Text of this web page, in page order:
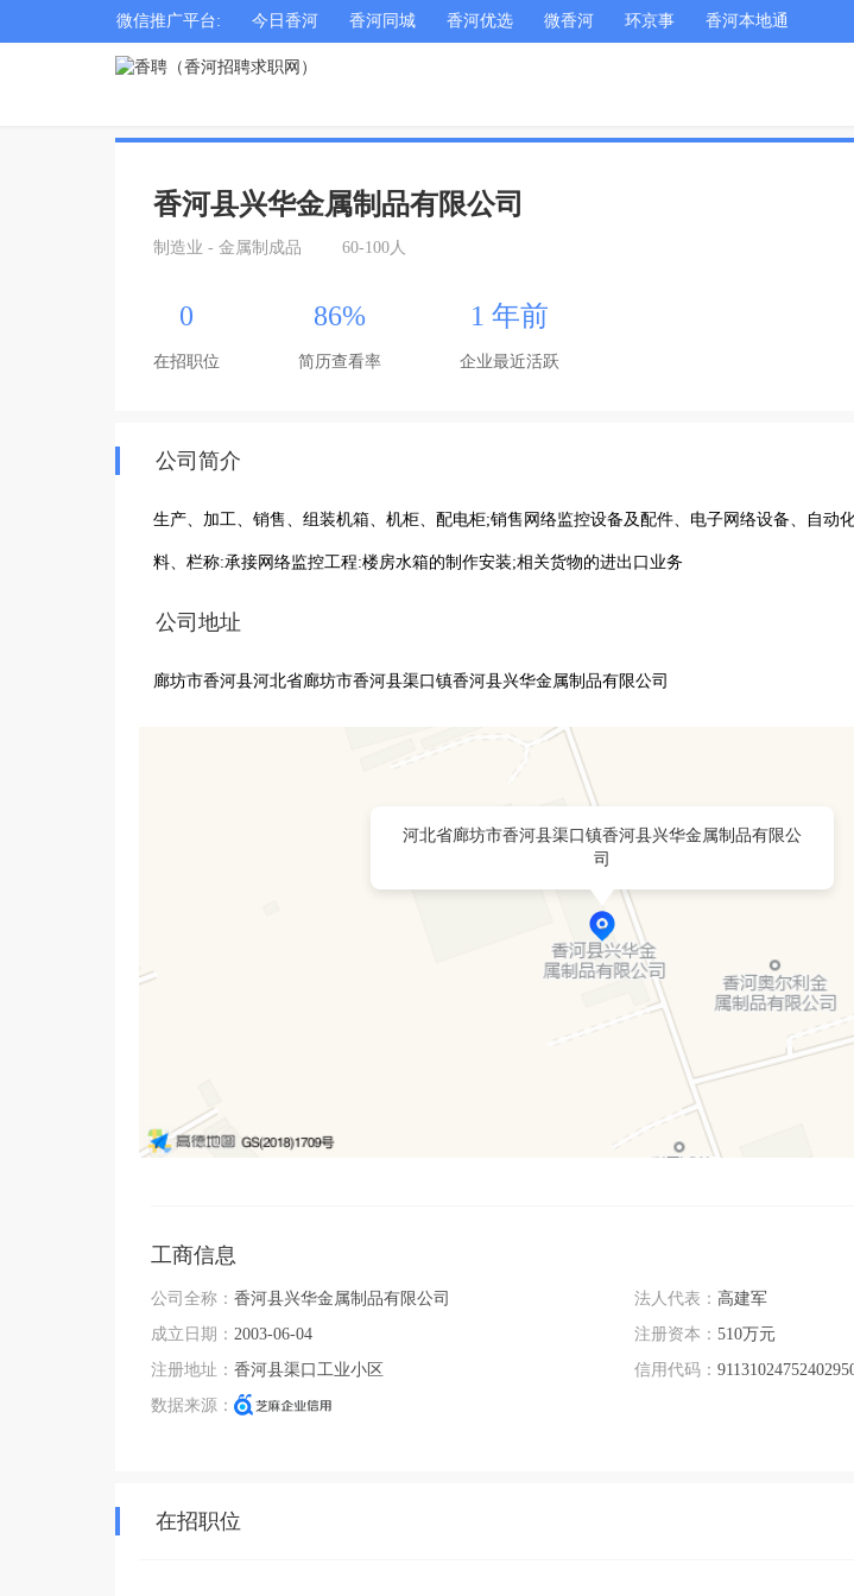
微信推广平台: 今日香河 香河同城 香河优选 微香河 环京事 香河本地通
香河县兴华金属制品有限公司
制造业 - 金属制成品 60-100人
0
在招职位
86%
简历查看率
1 年前
企业最近活跃
公司简介
生产、加工、销售、组装机箱、机柜、配电柜;销售网络监控设备及配件、电子网络设备、自动
料、栏称:承接网络监控工程:楼房水箱的制作安装;相关货物的进出口业务
公司地址
廊坊市香河县河北省廊坊市香河县渠口镇香河县兴华金属制品有限公司
河北省廊坊市香河县渠口镇香河县兴华金属制品有限公
司
工商信息
公司全称： 香河县兴华金属制品有限公司
成立日期： 2003-06-04
注册地址： 香河县渠口工业小区
数据来源：
法人代表： 高建军
注册资本： 510万元
信用代码：
在招职位